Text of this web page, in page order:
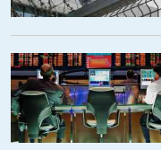
Séraphim//
faire 30000 fois
fait 1/10millionième
Fukushima, sauf
ordonnée par un 1er
mégalomaniaque.